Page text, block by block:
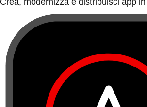
Crea, modernizza e distribuisci app